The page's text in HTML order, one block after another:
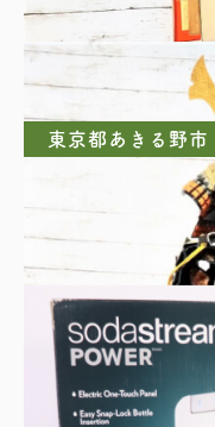
料理包丁
東京都あきる野市
甲冑